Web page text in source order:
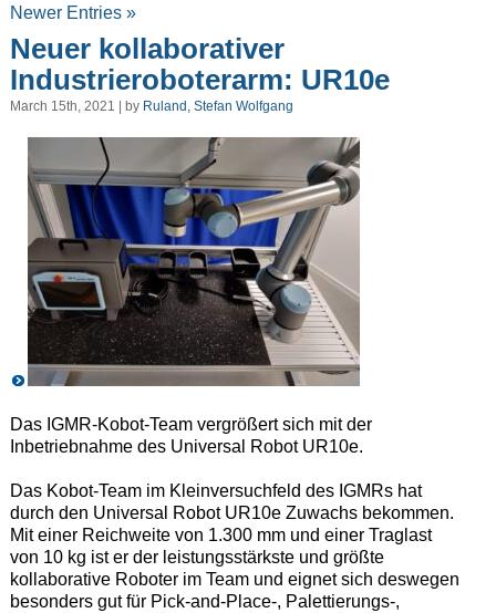
Newer Entries »
Neuer kollaborativer
Industrieroboterarm: UR10e
March 15th, 2021 | by Ruland, Stefan Wolfgang
Das IGMR-Kobot-Team vergrößert sich mit der
Inbetriebnahme des Universal Robot UR10e.
Das Kobot-Team im Kleinversuchfeld des IGMRs hat
durch den Universal Robot UR10e Zuwachs bekommen.
Mit einer Reichweite von 1.300 mm und einer Traglast
von 10 kg ist er der leistungsstärkste und größte
kollaborative Roboter im Team und eignet sich deswegen
besonders gut für Pick-and-Place-, Palettierungs-,